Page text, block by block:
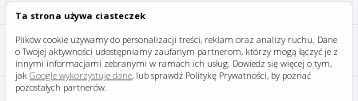
Ta strona używa ciasteczek
Plików cookie używamy do personalizacji treści, reklam oraz analizy ruchu. Dane
o Twojej aktywności udostępniamy zaufanym partnerom, którzy mogą łączyć je z
innymi informacjami zebranymi w ramach ich usług. Dowiedz się więcej o tym,
jak Google wykorzystuje dane, lub sprawdź Politykę Prywatności, by poznać
pozostałych partnerów.
Mazury Travel © 2026
Polityka prywatności